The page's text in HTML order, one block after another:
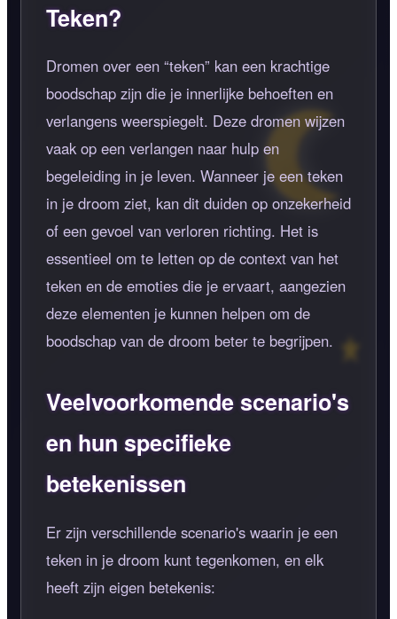
Teken?
Dromen over een teken kan een krachtige
boodschap zijn die je innerlijke behoeften en
verlangens weerspiegelt. Deze dromen wijzen
vaak op een verlangen naar hulp en
begeleiding in je leven. Wanneer je een teken
in je droom ziet, kan dit duiden op onzekerheid
of een gevoel van verloren richting. Het is
essentieel om te letten op de context van het
teken en de emoties die je ervaart, aangezien
deze elementen je kunnen helpen om de
boodschap van de droom beter te begrijpen.
Veelvoorkomende scenario's
en hun specifieke
betekenissen
Er zijn verschillende scenario's waarin je een
teken in je droom kunt tegenkomen, en elk
heeft zijn eigen betekenis: